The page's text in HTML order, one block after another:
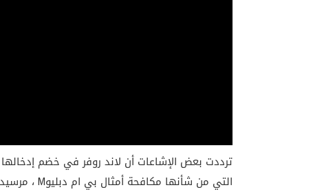
ترددت بعض الإشاعات أن لاند روفر في خضم إدخالها
التي من شأنها مكافحة أمثال بي ام دبليوM،